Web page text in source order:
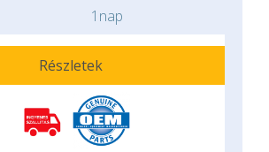
1nap
Részletek